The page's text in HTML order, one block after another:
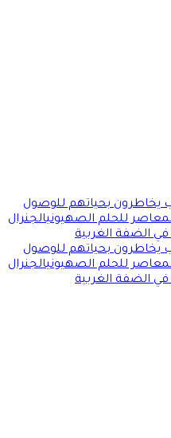
يخاطرون بحياتهم للوصول
للحلم الصهيونيالجنرال
الضفة الغربية
يخاطرون بحياتهم للوصول
للحلم الصهيونيالجنرال
الضفة الغربية